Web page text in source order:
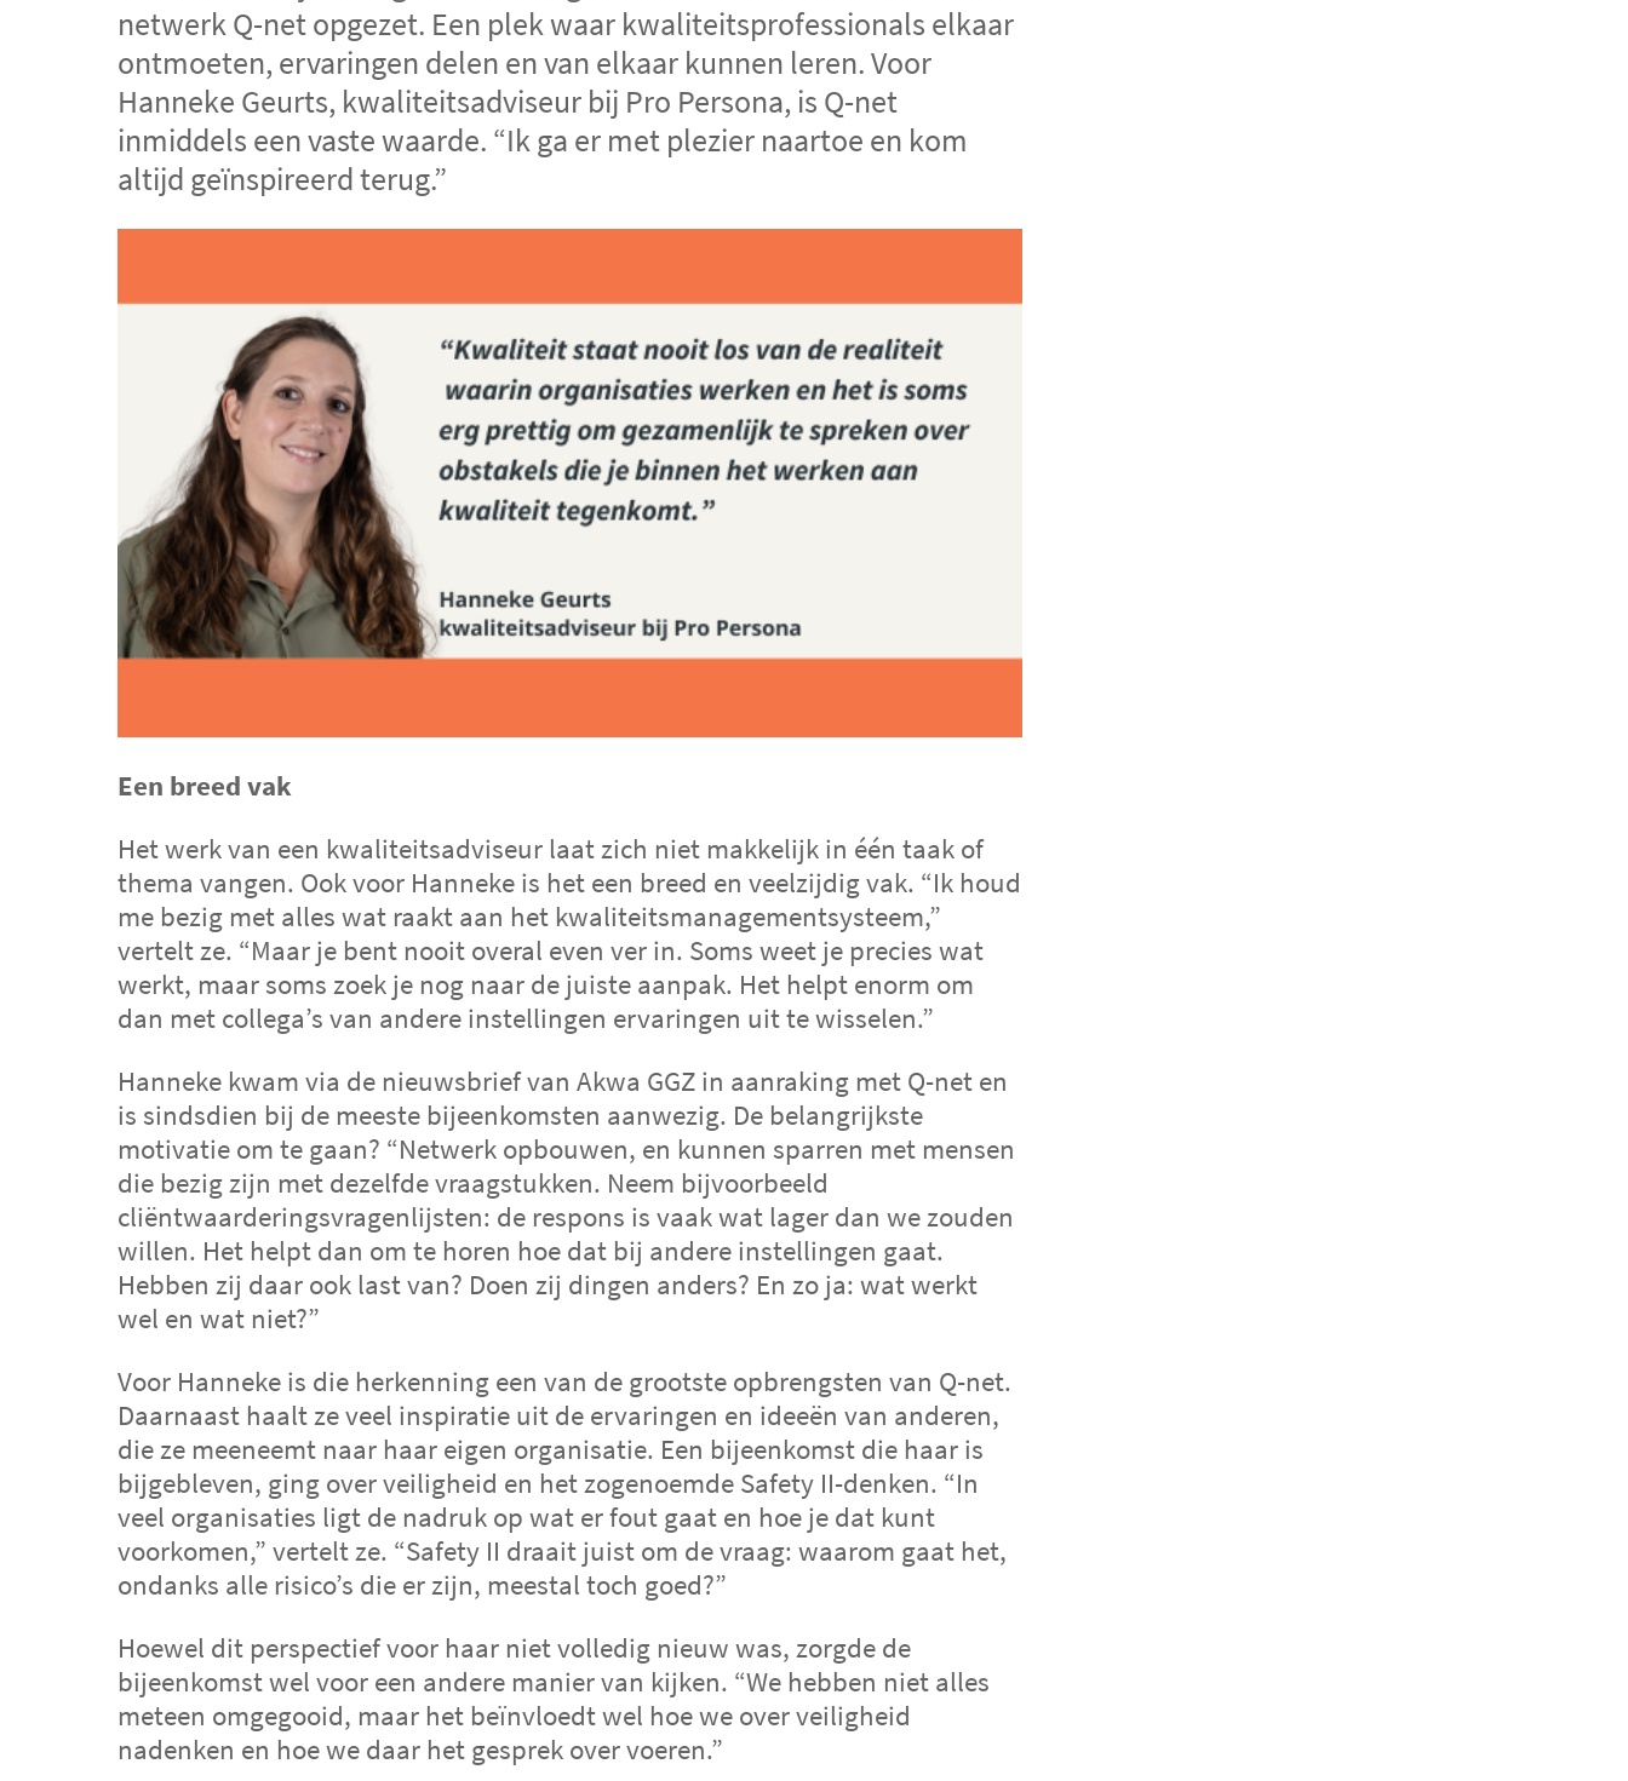
netwerk Q-net opgezet. Een plek waar kwaliteitsprofessionals elkaar
ontmoeten, ervaringen delen en van elkaar kunnen leren. Voor
Hanneke Geurts, kwaliteitsadviseur bij Pro Persona, is Q-net
inmiddels een vaste waarde. “Ik ga er met plezier naartoe en kom
altijd geïnspireerd terug.”
Een breed vak
Het werk van een kwaliteitsadviseur laat zich niet makkelijk in één taak of
thema vangen. Ook voor Hanneke is het een breed en veelzijdig vak. “Ik houd
me bezig met alles wat raakt aan het kwaliteitsmanagementsysteem,”
vertelt ze. “Maar je bent nooit overal even ver in. Soms weet je precies wat
werkt, maar soms zoek je nog naar de juiste aanpak. Het helpt enorm om
dan met collega’s van andere instellingen ervaringen uit te wisselen.”
Hanneke kwam via de nieuwsbrief van Akwa GGZ in aanraking met Q-net en
is sindsdien bij de meeste bijeenkomsten aanwezig. De belangrijkste
motivatie om te gaan? “Netwerk opbouwen, en kunnen sparren met mensen
die bezig zijn met dezelfde vraagstukken. Neem bijvoorbeeld
cliëntwaarderingsvragenlijsten: de respons is vaak wat lager dan we zouden
willen. Het helpt dan om te horen hoe dat bij andere instellingen gaat.
Hebben zij daar ook last van? Doen zij dingen anders? En zo ja: wat werkt
wel en wat niet?”
Voor Hanneke is die herkenning een van de grootste opbrengsten van Q-net.
Daarnaast haalt ze veel inspiratie uit de ervaringen en ideeën van anderen,
die ze meeneemt naar haar eigen organisatie. Een bijeenkomst die haar is
bijgebleven, ging over veiligheid en het zogenoemde Safety II-denken. “In
veel organisaties ligt de nadruk op wat er fout gaat en hoe je dat kunt
voorkomen,” vertelt ze. “Safety II draait juist om de vraag: waarom gaat het,
ondanks alle risico’s die er zijn, meestal toch goed?”
Hoewel dit perspectief voor haar niet volledig nieuw was, zorgde de
bijeenkomst wel voor een andere manier van kijken. “We hebben niet alles
meteen omgegooid, maar het beïnvloedt wel hoe we over veiligheid
nadenken en hoe we daar het gesprek over voeren.”